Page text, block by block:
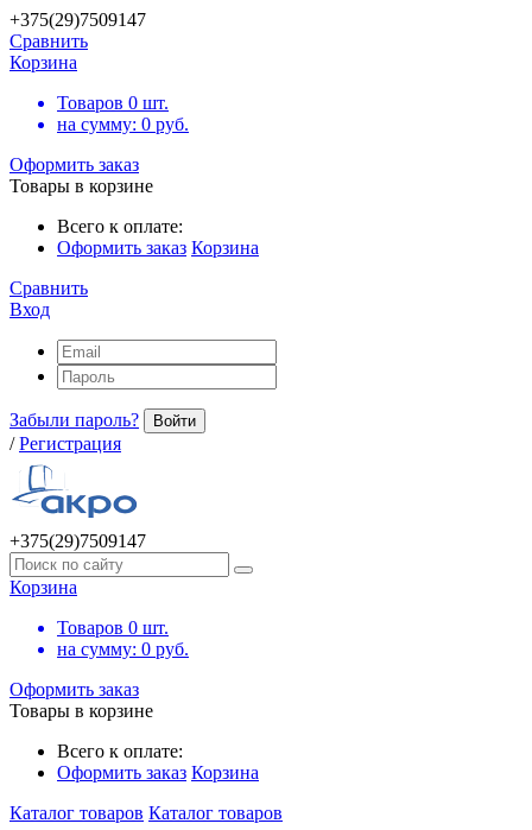
+375(29)7509147
Сравнить
Корзина
Товаров 0 шт.
на сумму: 0 руб.
Оформить заказ
Товары в корзине
Всего к оплате:
Оформить заказ Корзина
Сравнить
Вход
Забыли пароль? Войти
/ Регистрация
+375(29)7509147
Корзина
Товаров 0 шт.
на сумму: 0 руб.
Оформить заказ
Товары в корзине
Всего к оплате:
Оформить заказ Корзина
Каталог товаров Каталог товаров